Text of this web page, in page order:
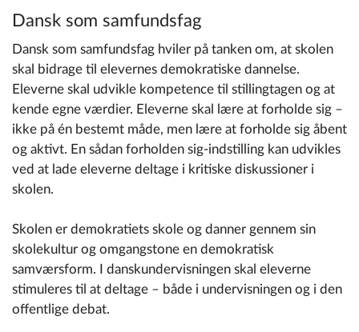
Dansk som samfundsfag
Dansk som samfundsfag hviler på tanken om, at skolen
skal bidrage til elevernes demokratiske dannelse.
Eleverne skal udvikle kompetence til stillingtagen og at
kende egne værdier. Eleverne skal lære at forholde sig –
ikke på én bestemt måde, men lære at forholde sig åbent
og aktivt. En sådan forholden sig-indstilling kan udvikles
ved at lade eleverne deltage i kritiske diskussioner i
skolen.
Skolen er demokratiets skole og danner gennem sin
skolekultur og omgangstone en demokratisk
samværsform. I danskundervisningen skal eleverne
stimuleres til at deltage – både i undervisningen og i den
offentlige debat.